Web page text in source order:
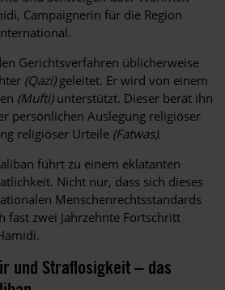
Campaignerin für die Region
Gerichtsverfahren üblicherweise
(Qazi)geleitet. Er wird von einem
(Mufti) unterstützt. Dieser berät ihn
persönlichen Auslegung religiöser
religiöser Urteile (Fatwas).
führt zu einem eklatanten
Nicht nur, dass sich dieses
Menschenrechtsstandards
fast zwei Jahrzehnte Fortschritt
und Straflosigkeit – das